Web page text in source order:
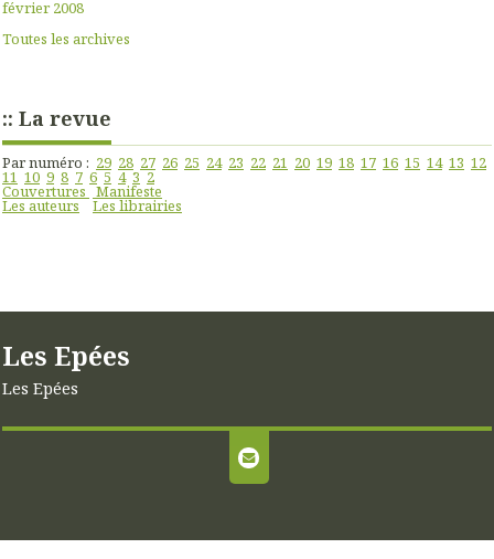
février 2008
Toutes les archives
:: La revue
Par numéro : 29 28 27 26 25 24 23 22 21 20 19 18 17 16 15 14 13 12
11 10 9 8 7 6 5 4 3 2
Couvertures Manifeste
Les auteurs Les librairies
Les Epées
Les Epées